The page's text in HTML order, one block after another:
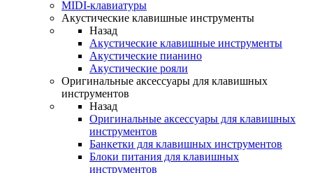
MIDI-клавиатуры
Акустические клавишные инструменты
Назад
Акустические клавишные инструменты
Акустические пианино
Акустические рояли
Оригинальные аксессуары для клавишных
инструментов
Назад
Оригинальные аксессуары для клавишных
инструментов
Банкетки для клавишных инструментов
Блоки питания для клавишных
инструментов